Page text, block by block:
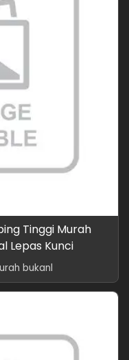
Tinggi Murah
Lepas Kunci
bukanl